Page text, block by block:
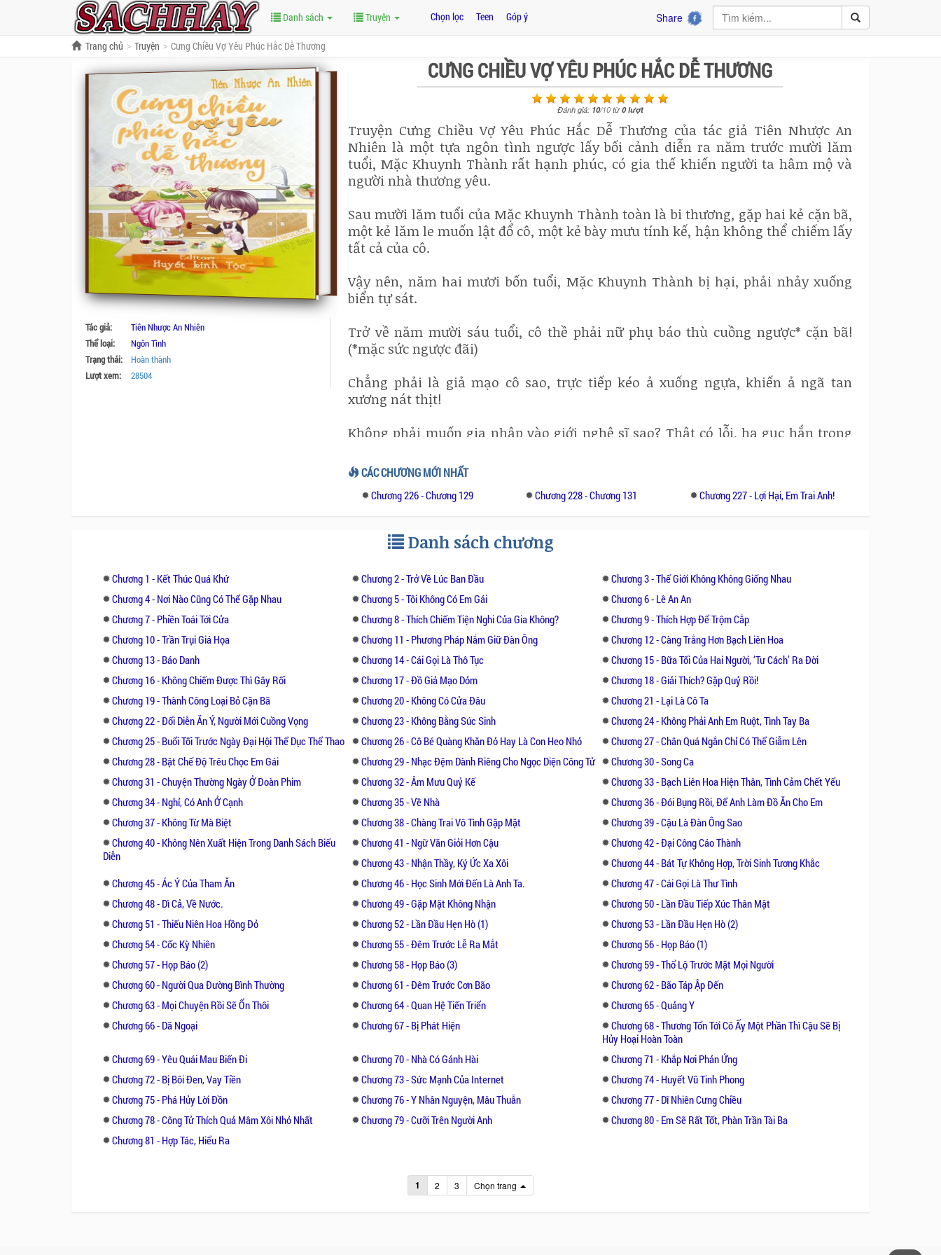
Danh sách Truyện Chọn lọc Teen Góp ý Share
Trang chủ Truyện Cưng Chiều Vợ Yêu Phúc Hắc Dễ Thương
Tác giả:
Tiên Nhược An Nhiên
Thể loại:
Ngôn Tình
Trạng thái:
Hoàn thành
Lượt xem:
28504
CƯNG CHIỀU VỢ YÊU PHÚC HẮC DỄ THƯƠNG
Đánh giá: 10/10từ0lượt
Truyện Cưng Chiều Vợ Yêu Phúc Hắc Dễ Thương của tác giả Tiên Nhược An
Nhiên là một tựa ngôn tình ngược lấy bối cảnh diễn ra năm trước mười lăm
tuổi, Mặc Khuynh Thành rất hạnh phúc, có gia thế khiến người ta hâm mộ và
người nhà thương yêu.
Sau mười lăm tuổi của Mặc Khuynh Thành toàn là bi thương, gặp hai kẻ cặn bã,
một kẻ lăm le muốn lật đổ cô, một kẻ bày mưu tính kế, hận không thể chiếm lấy
tất cả của cô.
Vậy nên, năm hai mươi bốn tuổi, Mặc Khuynh Thành bị hại, phải nhảy xuống
biển tự sát.
Trở về năm mười sáu tuổi, cô thề phải nữ phụ báo thù cuồng ngược* cặn bã!
(*mặc sức ngược đãi)
Chẳng phải là giả mạo cô sao, trực tiếp kéo ả xuống ngựa, khiến ả ngã tan
xương nát thịt!
Không phải muốn gia nhập vào giới nghệ sĩ sao? Thật có lỗi, hạ gục hắn trong
Chỉ là, vì sao lại có vài thứ thay đổi như vậy? Đọc truyện online để cùng tìm ra.
CÁC CHƯƠNG MỚI NHẤT
Chương 226 - Chương 129 Chương 228 - Chương 131 Chương 227 - Lợi Hại, Em Trai Anh!
Danh sách chương
Chương 1 - Kết Thúc Quá Khứ Chương 2 - Trở Về Lúc Ban Đầu
Chương 3 - Thế Giới Không Không Giống Nhau
Chương 4 - Nơi Nào Cũng Có Thể Gặp Nhau
Chương 5 - Tôi Không Có Em Gái
Chương 6 - Lê An An
Chương 7 - Phiền Toái Tới Cửa
Chương 8 - Thích Chiếm Tiện Nghi Của Gia Không?
Chương 9 - Thích Hợp Để Trộm Cắp
Chương 10 - Trần Trụi Giá Họa
Chương 11 - Phương Pháp Nắm Giữ Đàn Ông
Chương 12 - Càng Trắng Hơn Bạch Liên Hoa
Chương 13 - Báo Danh
Chương 14 - Cái Gọi Là Thô Tục
Chương 15 - Bữa Tối Của Hai Người, ‘Tư Cách’ Ra Đời
Chương 16 - Không Chiếm Được Thì Gây Rối
Chương 17 - Đồ Giả Mạo Dỏm
Chương 18 - Giải Thích? Gặp Quỷ Rồi!
Chương 19 - Thành Công Loại Bỏ Cặn Bã
Chương 20 - Không Có Cửa Đâu
Chương 21 - Lại Là Cô Ta
Chương 22 - Đối Diễn Ăn Ý, Người Mới Cuồng Vọng
Chương 23 - Không Bằng Súc Sinh
Chương 24 - Không Phải Anh Em Ruột, Tình Tay Ba
Chương 25 - Buổi Tối Trước Ngày Đại Hội Thể Dục Thể Thao
Chương 26 - Cô Bé Quàng Khăn Đỏ Hay Là Con Heo Nhỏ
Chương 27 - Chân Quá Ngắn Chỉ Có Thể Giẫm Lên
Chương 28 - Bật Chế Độ Trêu Chọc Em Gái
Chương 29 - Nhạc Đệm Dành Riêng Cho Ngọc Diện Công Tử
Chương 30 - Song Ca
Chương 31 - Chuyện Thường Ngày Ở Đoàn Phim
Chương 32 - Âm Mưu Quỷ Kế
Chương 33 - Bạch Liên Hoa Hiện Thân, Tình Cảm Chết Yểu
Chương 34 - Nghỉ, Có Anh Ở Cạnh
Chương 35 - Về Nhà
Chương 36 - Đói Bụng Rồi, Để Anh Làm Đồ Ăn Cho Em
Chương 37 - Không Từ Mà Biệt
Chương 38 - Chàng Trai Vô Tình Gặp Mặt
Chương 39 - Cậu Là Đàn Ông Sao
Chương 40 - Không Nên Xuất Hiện Trong Danh Sách Biểu
Diễn
Chương 41 - Ngữ Văn Giỏi Hơn Cậu
Chương 42 - Đại Công Cáo Thành
Chương 43 - Nhận Thầy, Ký Ức Xa Xôi
Chương 44 - Bát Tự Không Hợp, Trời Sinh Tương Khắc
Chương 45 - Ác Ý Của Tham Ăn
Chương 46 - Học Sinh Mới Đến Là Anh Ta.
Chương 47 - Cái Gọi Là Thư Tình
Chương 48 - Dì Cả, Về Nước.
Chương 49 - Gặp Mặt Không Nhận
Chương 50 - Lần Đầu Tiếp Xúc Thân Mật
Chương 51 - Thiếu Niên Hoa Hồng Đỏ
Chương 52 - Lần Đầu Hẹn Hò (1)
Chương 53 - Lần Đầu Hẹn Hò (2)
Chương 54 - Cốc Kỳ Nhiên
Chương 55 - Đêm Trước Lễ Ra Mắt
Chương 56 - Họp Báo (1)
Chương 57 - Họp Báo (2)
Chương 58 - Họp Báo (3)
Chương 59 - Thổ Lộ Trước Mặt Mọi Người
Chương 60 - Người Qua Đường Bình Thường
Chương 61 - Đêm Trước Cơn Bão
Chương 62 - Bão Táp Ập Đến
Chương 63 - Mọi Chuyện Rồi Sẽ Ổn Thôi
Chương 64 - Quan Hệ Tiến Triển
Chương 65 - Quảng Y
Chương 66 - Dã Ngoại
Chương 67 - Bị Phát Hiện
Chương 68 - Thương Tổn Tới Cô Ấy Một Phần Thì Cậu Sẽ Bị
Hủy Hoại Hoàn Toàn
Chương 69 - Yêu Quái Mau Biến Đi
Chương 70 - Nhà Có Gánh Hài
Chương 71 - Khắp Nơi Phản Ứng
Chương 72 - Bị Bôi Đen, Vay Tiền
Chương 73 - Sức Mạnh Của Internet
Chương 74 - Huyết Vũ Tinh Phong
Chương 75 - Phá Hủy Lời Đồn
Chương 76 - Y Nhân Nguyện, Mâu Thuẫn
Chương 77 - Dĩ Nhiên Cưng Chiều
Chương 78 - Công Tử Thích Quả Mâm Xôi Nhỏ Nhất
Chương 79 - Cưỡi Trên Người Anh
Chương 80 - Em Sẽ Rất Tốt, Phàn Trần Tài Ba
Chương 81 - Hợp Tác, Hiểu Ra
1 2 3 Chọn trang